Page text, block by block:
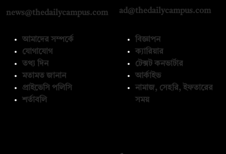
news@thedailycampus.com ad@thedailycampus.com
আমাদের সম্পর্কে
যোগাযোগ
তথ্য দিন
মতামত জানান
প্রাইভেসি পলিসি
শর্তাবলি
বিজ্ঞাপন
ক্যারিয়ার
টেক্সট কনভার্টার
আর্কাইভ
নামাজ, সেহরি, ইফতারের
সময়